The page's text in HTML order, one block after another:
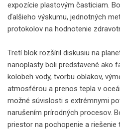
expozície plastovým časticiam.
ďalšieho výskumu, jednotných
protokolov na hodnotenie
Tretí blok rozšíril diskusiu na
nanoplasty boli predstavené ako
kolobeh vody, tvorbu oblakov,
atmosférou a prenos tepla v
možné súvislosti s extrémnymi
narušením prírodných procesov.
priestor na pochopenie a riešenie